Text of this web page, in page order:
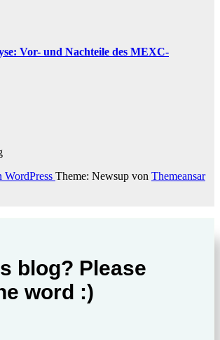
Vor- und Nachteile des MEXC-
WordPress Theme: Newsup von Themeansar
blog? Please
word :)